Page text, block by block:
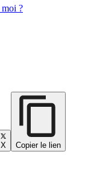
moi ?
X Copier le lien